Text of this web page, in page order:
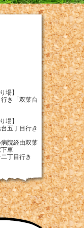
場】
き「双葉台
場】
五丁目行き
院経由双葉
車
丁目行き